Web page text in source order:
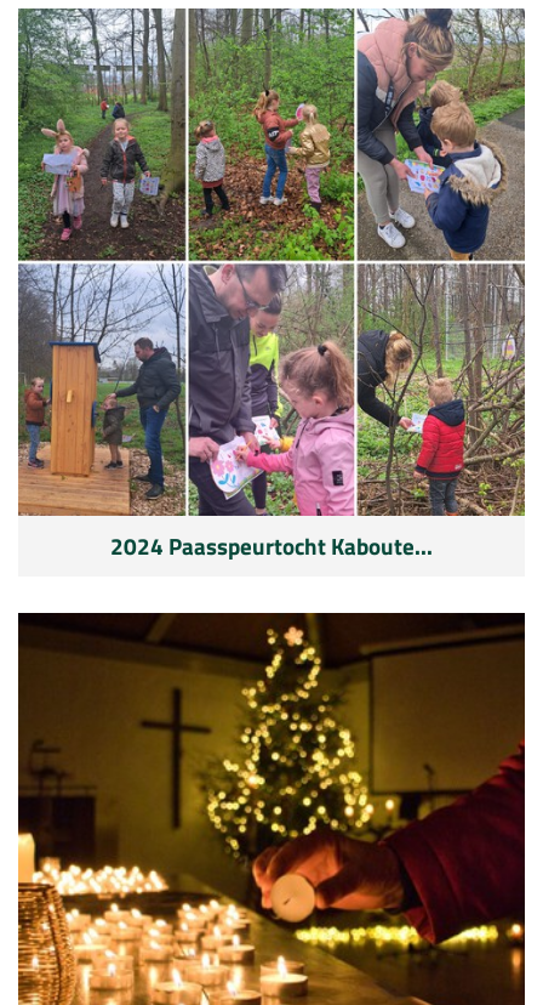
2024 Paasspeurtocht Kaboute...